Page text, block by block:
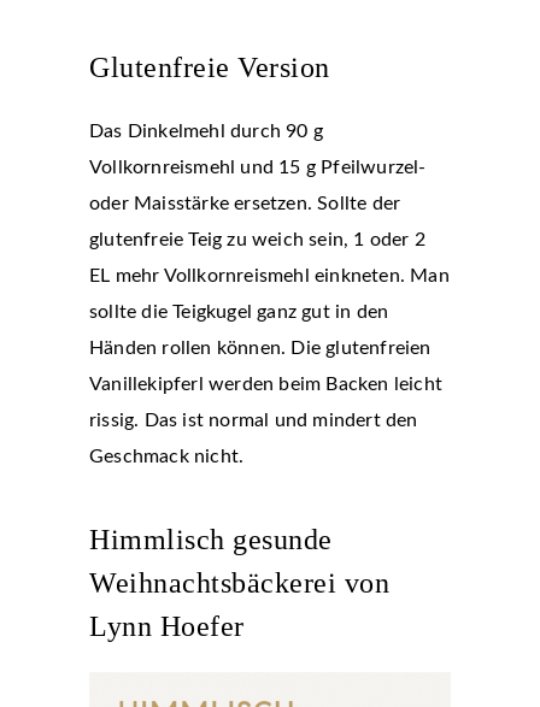
Glutenfreie Version
Das Dinkelmehl durch 90 g
Vollkornreismehl und 15 g Pfeilwurzel-
oder Maisstärke ersetzen. Sollte der
glutenfreie Teig zu weich sein, 1 oder 2
EL mehr Vollkornreismehl einkneten. Man
sollte die Teigkugel ganz gut in den
Händen rollen können. Die glutenfreien
Vanillekipferl werden beim Backen leicht
rissig. Das ist normal und mindert den
Geschmack nicht.
Himmlisch gesunde
Weihnachtsbäckerei von
Lynn Hoefer